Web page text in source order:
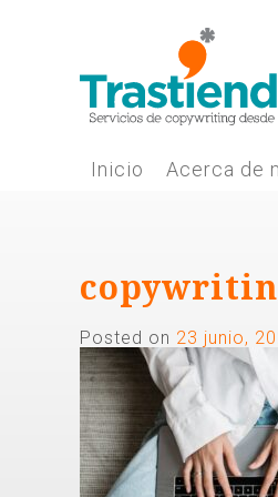
Inicio Acerca de
Posted on 23 junio,